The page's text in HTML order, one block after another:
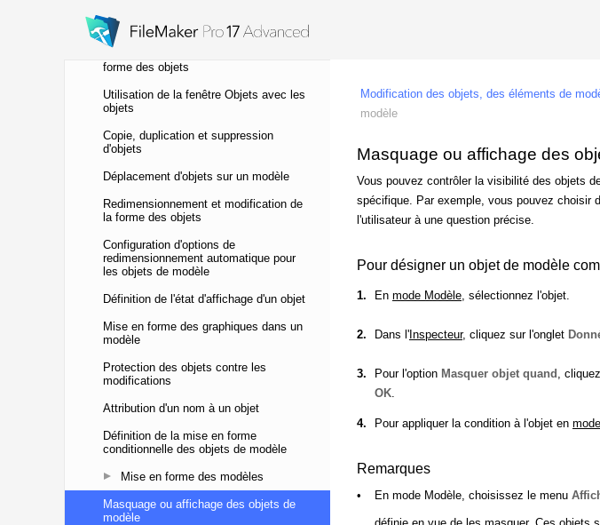
de modèle et de l'arrière-plan du modèle
forme des objets
Utilisation de la fenêtre Objets avec les
objets
Copie, duplication et suppression
d'objets
Déplacement d'objets sur un modèle
Redimensionnement et modification de
la forme des objets
Configuration d'options de
redimensionnement automatique pour
les objets de modèle
Définition de l'état d'affichage d'un objet
Mise en forme des graphiques dans un
modèle
Protection des objets contre les
modifications
Attribution d'un nom à un objet
Définition de la mise en forme
conditionnelle des objets de modèle
Mise en forme des modèles
Masquage ou affichage des objets de
modèle